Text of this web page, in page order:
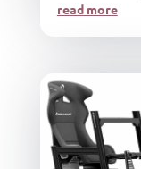
read more